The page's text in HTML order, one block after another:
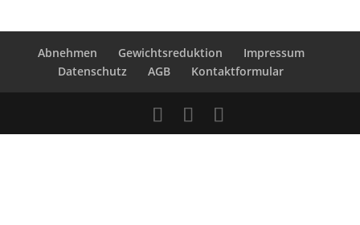
Abnehmen Gewichtsreduktion
Impressum
Datenschutz
AGB Kontaktformular